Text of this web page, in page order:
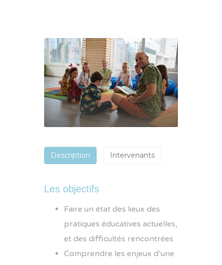
Description Intervenants
Les objectifs
Faire un état des lieux des
pratiques éducatives actuelles,
et des difficultés rencontrées
Comprendre les enjeux d’une